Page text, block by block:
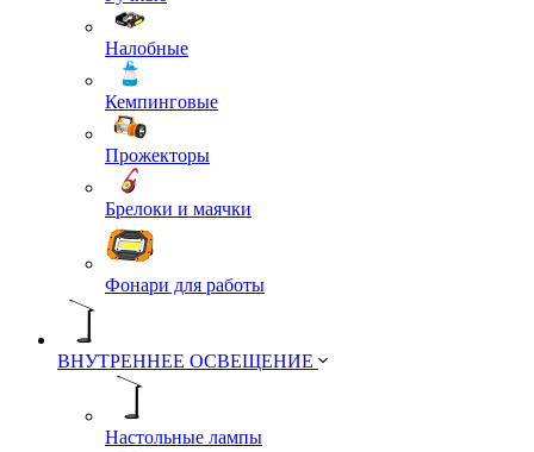
Налобные
Кемпинговые
Прожекторы
Брелоки и маячки
Фонари для работы
ВНУТРЕННЕЕ ОСВЕЩЕНИЕ
Настольные лампы